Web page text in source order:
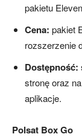
pakietu
Cena: pakiet
rozszerzenie
Dostępność:
stronę oraz
aplikacje.
Polsat Box Go